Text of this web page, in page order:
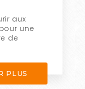
aux
une
de
PLUS